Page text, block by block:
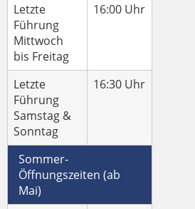
Letzte
Führung
Mittwoch
bis Freitag
16:00 Uhr
Letzte
Führung
Samstag &
Sonntag
16:30 Uhr
Sommer-
Öffnungszeiten (ab
Mai)